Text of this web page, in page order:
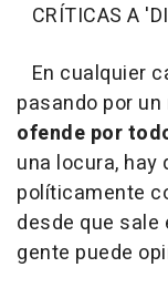
CRÍTICAS A
En cualquier
pasando por
ofende por
una locura, hay
políticamente
desde que sale
gente puede